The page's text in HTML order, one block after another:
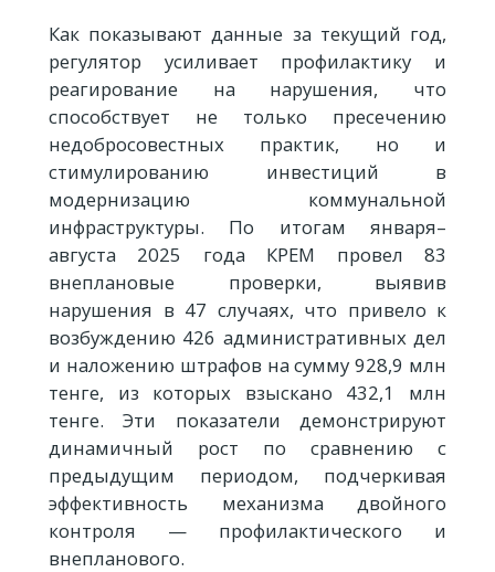
Как показывают данные за текущий год,
регулятор усиливает профилактику и
реагирование на нарушения, что
способствует не только пресечению
недобросовестных практик, но и
стимулированию инвестиций в
модернизацию коммунальной
инфраструктуры. По итогам января–
августа 2025 года КРЕМ провел 83
внеплановые проверки, выявив
нарушения в 47 случаях, что привело к
возбуждению 426 административных дел
и наложению штрафов на сумму 928,9 млн
тенге, из которых взыскано 432,1 млн
тенге. Эти показатели демонстрируют
динамичный рост по сравнению с
предыдущим периодом, подчеркивая
эффективность механизма двойного
контроля — профилактического и
внепланового.